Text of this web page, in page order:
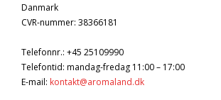
Danmark
CVR-nummer: 38366181
Telefonnr.: +45 25109990
Telefontid: mandag-fredag 11:00 – 17:00
E-mail: kontakt@aromaland.dk